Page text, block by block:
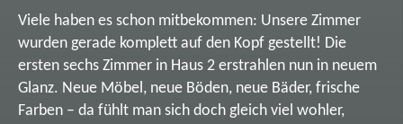
Viele haben es schon mitbekommen: Unsere Zimmer
wurden gerade komplett auf den Kopf gestellt! Die
ersten sechs Zimmer in Haus 2 erstrahlen nun in neuem
Glanz. Neue Möbel, neue Böden, neue Bäder, frische
Farben – da fühlt man sich doch gleich viel wohler,